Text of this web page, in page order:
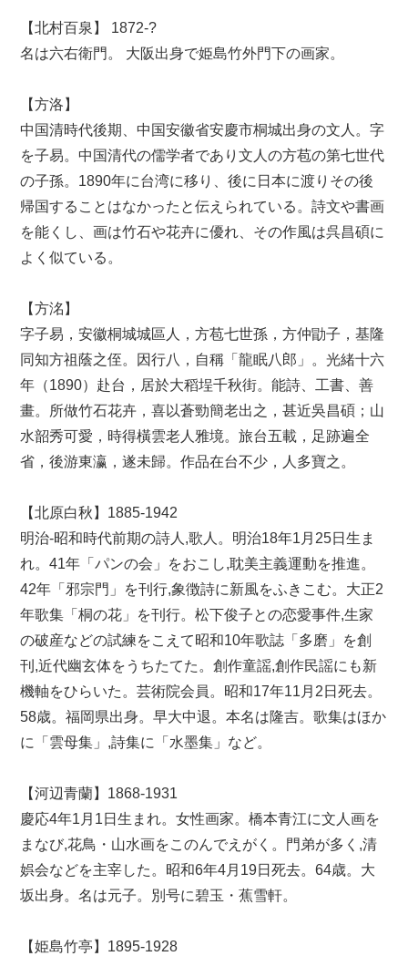
【北村百泉】 1872-?
名は六右衛門。 大阪出身で姫島竹外門下の画家。
【方洛】
中国清時代後期、中国安徽省安慶市桐城出身の文人。字
を子易。中国清代の儒学者であり文人の方苞の第七世代
の子孫。1890年に台湾に移り、後に日本に渡りその後
帰国することはなかったと伝えられている。詩文や書画
を能くし、画は竹石や花卉に優れ、その作風は呉昌碩に
よく似ている。
【方洺】
字子易，安徽桐城城區人，方苞七世孫，方仲勖子，基隆
同知方祖蔭之侄。因行八，自稱「龍眠八郎」。光緒十六
年（1890）赴台，居於大稻埕千秋街。能詩、工書、善
畫。所做竹石花卉，喜以蒼勁簡老出之，甚近吳昌碩；山
水韶秀可愛，時得橫雲老人雅境。旅台五載，足跡遍全
省，後游東瀛，遂未歸。作品在台不少，人多寶之。
【北原白秋】1885-1942
明治-昭和時代前期の詩人,歌人。明治18年1月25日生ま
れ。41年「パンの会」をおこし,耽美主義運動を推進。
42年「邪宗門」を刊行,象徴詩に新風をふきこむ。大正2
年歌集「桐の花」を刊行。松下俊子との恋愛事件,生家
の破産などの試練をこえて昭和10年歌誌「多磨」を創
刊,近代幽玄体をうちたてた。創作童謡,創作民謡にも新
機軸をひらいた。芸術院会員。昭和17年11月2日死去。
58歳。福岡県出身。早大中退。本名は隆吉。歌集はほか
に「雲母集」,詩集に「水墨集」など。
【河辺青蘭】1868-1931
慶応4年1月1日生まれ。女性画家。橋本青江に文人画を
まなび,花鳥・山水画をこのんでえがく。門弟が多く,清
娯会などを主宰した。昭和6年4月19日死去。64歳。大
坂出身。名は元子。別号に碧玉・蕉雪軒。
【姫島竹亭】1895-1928